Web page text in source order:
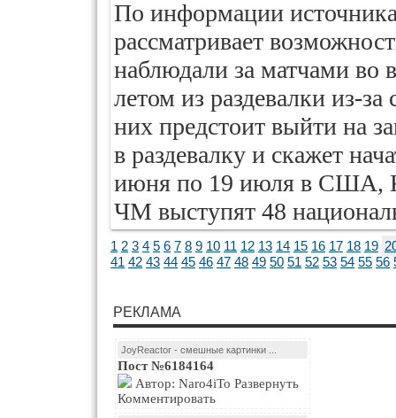
По информации
рассматривает
наблюдали за матчами во
летом из раздевалки из-
них предстоит выйти на
в раздевалку и скажет
июня по 19 июля в США,
ЧМ выступят 48
1 2 3 4 5 6 7 8 9 10 11 12 13 14 15 16 17 18 19
41 42 43 44 45 46 47 48 49 50 51 52 53 54 55 56
РЕКЛАМА
JoyReactor - смешные картинки ...
Пост №6184164
Комментировать